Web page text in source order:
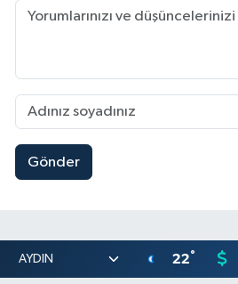
Gönder
22°